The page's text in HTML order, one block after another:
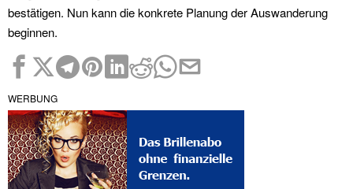
bestätigen. Nun kann die konkrete Planung der Auswanderung
beginnen.
WERBUNG